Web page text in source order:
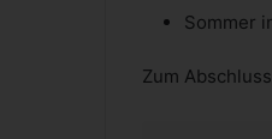
Sommer
Zum